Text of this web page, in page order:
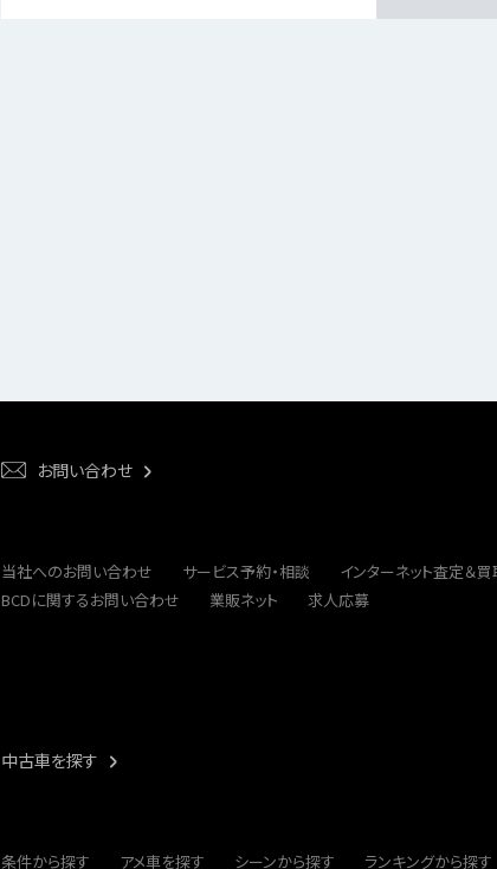
お問い合わせ
当社へのお問い合わせ サービス予約・相談 インターネット査定＆
BCDに関するお問い合わせ
業販ネット 求人応募
中古車を探す
条件から探す アメ車を探す シーンから探す ランキングから探す